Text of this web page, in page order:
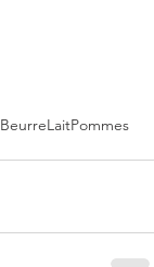
BeurreLaitPommes